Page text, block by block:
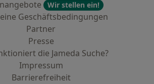
Wir stellen ein!
Geschäftsbedingungen
Partner
Presse
die Jameda Suche?
Impressum
Barrierefreiheit